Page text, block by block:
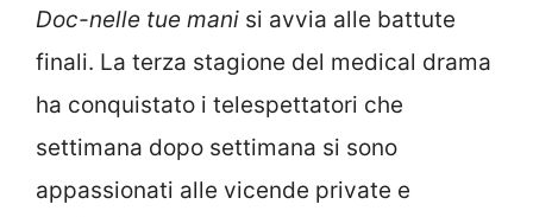
Doc-nelle tue mani si avvia alle battute
finali. La terza stagione del medical drama
ha conquistato i telespettatori che
settimana dopo settimana si sono
appassionati alle vicende private e